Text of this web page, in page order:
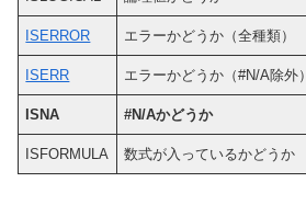
ISERROR エラーかどうか（全種類）
ISERR エラーかどうか（#N/A除外）
ISNA #N/Aかどうか
ISFORMULA 数式が入っているかどうか